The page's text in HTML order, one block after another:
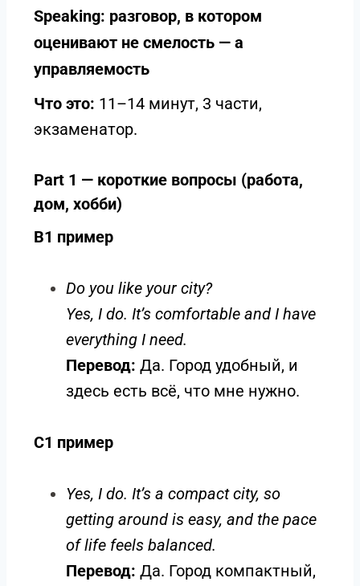
Speaking: разговор, в котором
оценивают не смелость — а
управляемость
Что это: 11–14 минут, 3 части,
экзаменатор.
Part 1 — короткие вопросы (работа,
дом, хобби)
B1 пример
Do you like your city?
Yes, I do. It’s comfortable and I have
everything I need.
Перевод: Да. Город удобный, и
здесь есть всё, что мне нужно.
C1 пример
Yes, I do. It’s a compact city, so
getting around is easy, and the pace
of life feels balanced.
Перевод: Да. Город компактный,